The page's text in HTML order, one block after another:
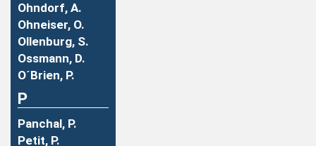
Ohndorf, A.
Ohneiser, O.
Ollenburg, S.
Ossmann, D.
O´Brien, P.
P
Panchal, P.
Petit, P.